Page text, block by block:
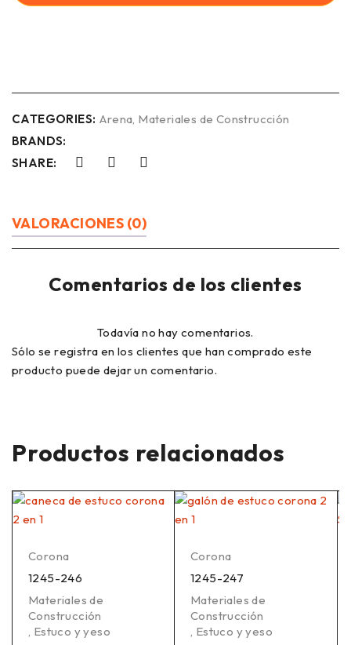
CATEGORIES: Arena, Materiales de Construcción
BRANDS:
SHARE:
VALORACIONES (0)
Comentarios de los clientes
Todavía no hay comentarios.
Sólo se registra en los clientes que han comprado este
producto puede dejar un comentario.
Productos relacionados
Corona
1245-246
Materiales de
Construcción
, Estuco y yeso
Corona
1245-247
Materiales de
Construcción
, Estuco y yeso